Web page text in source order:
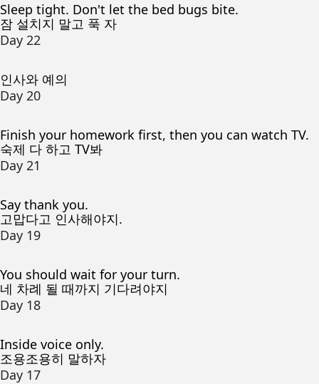
Sleep tight. Don't let the bed bugs bite.
잠 설치지 말고 푹 자
Day 22
인사와 예의
Day 20
Finish your homework first, then you can watch TV.
숙제 다 하고 TV봐
Day 21
Say thank you.
고맙다고 인사해야지.
Day 19
You should wait for your turn.
네 차례 될 때까지 기다려야지
Day 18
Inside voice only.
조용조용히 말하자
Day 17